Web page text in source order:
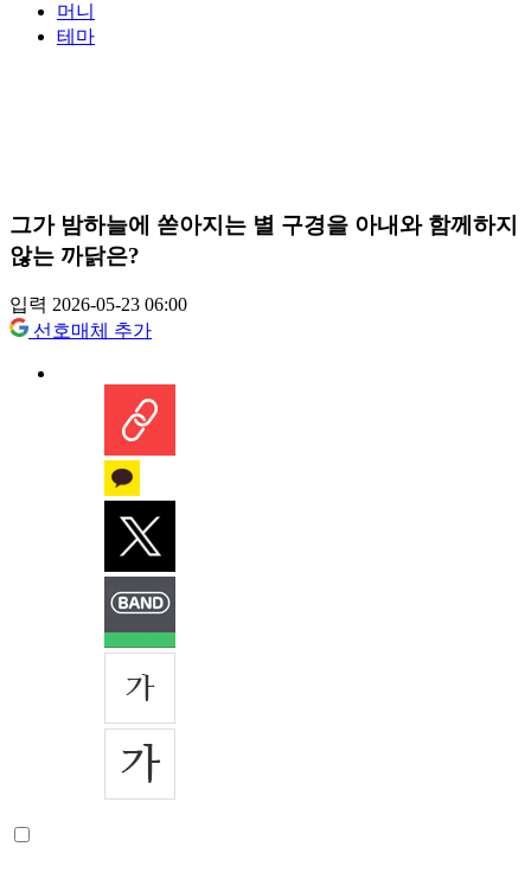
머니
테마
그가 밤하늘에 쏟아지는 별 구경을 아내와 함께하지
않는 까닭은?
입력 2026-05-23 06:00
선호매체 추가